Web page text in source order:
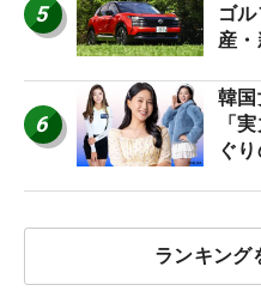
5
ゴ
産
6
韓国
「
ぐ
ランキング